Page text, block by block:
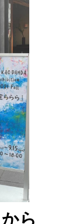
ら